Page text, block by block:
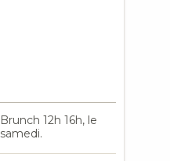
Brunch 12h 16h, le
samedi.